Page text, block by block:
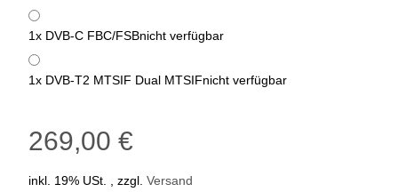
1x DVB-C FBC/FSBnicht verfügbar
1x DVB-T2 MTSIF Dual MTSIFnicht verfügbar
269,00 €
inkl. 19% USt. , zzgl. Versand